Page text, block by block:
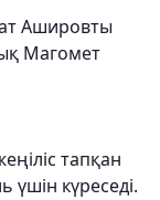
Ашировты
Магомет
тапқан
үшін күреседі.